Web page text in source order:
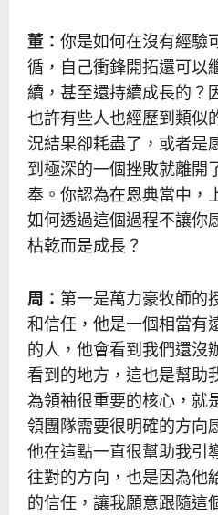
董： 你是如何在沒有經驗
循，自己衝鋒開拓還可以
續，甚至還持續成長的？
也許有些人也經歷到類似
況結果卻耗盡了，或者是
到極深的一個挫敗就離開
奉。你認為在恩典當中，
如何透過這個過程不讓你
枯乾而是成長？
周： 第一是萬力豪牧師的
和信任，他是一個相當有
的人，他會看到我們還沒
看到的地方，這也是幫助
為領袖很重要的核心，就
領團隊需要很明確的方向
他在這點一直很幫助我引
往對的方向，也是因為他
的信任，讓我願意跟隨這